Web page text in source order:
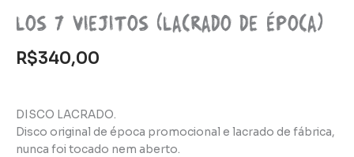
Los 7 Viejitos (lacrado de época)
R$340,00
DISCO LACRADO.
Disco original de época promocional e lacrado de fábrica,
nunca foi tocado nem aberto.